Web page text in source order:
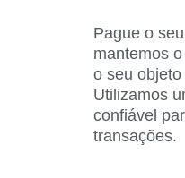
Pague o
mantemos
o seu
Utilizamos
confiável
transações.